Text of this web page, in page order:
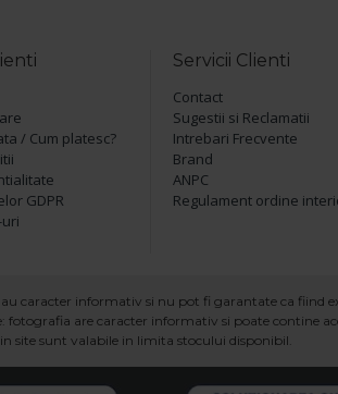
/ Cum platesc?
GDPR
Servicii Clienti
Contact
Sugestii si Reclamatii
Intrebari Frecvente
Brand
ANPC
Regulament ordine
au caracter informativ si nu pot fi garantate ca fiind
fotografia are caracter informativ si poate contine
site sunt valabile in limita stocului disponibil.